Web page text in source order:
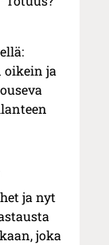
oikein ja
ja nyt
joka